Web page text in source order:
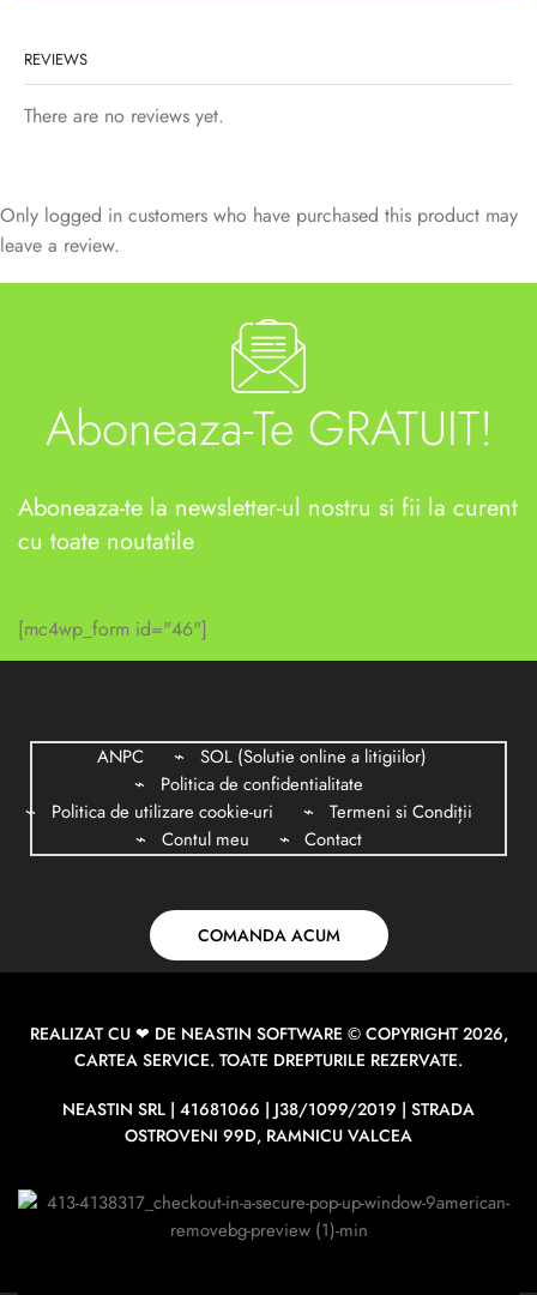
REVIEWS
There are no reviews yet.
Only logged in customers who have purchased this product may
leave a review.
Aboneaza-Te GRATUIT!
Aboneaza-te la newsletter-ul nostru si fii la curent
cu toate noutatile
[mc4wp_form id="46"]
ANPC
SOL (Solutie online a litigiilor)
Politica de confidentialitate
Politica de utilizare cookie-uri
Termeni si Condiții
Contul meu
Contact
COMANDA ACUM
REALIZAT CU ❤ DE NEASTIN SOFTWARE © COPYRIGHT 2026,
CARTEA SERVICE. TOATE DREPTURILE REZERVATE.
NEASTIN SRL | 41681066 | J38/1099/2019 | STRADA
OSTROVENI 99D, RAMNICU VALCEA